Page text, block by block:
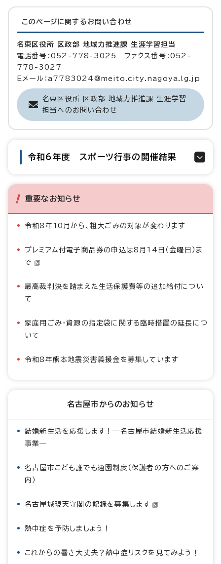
このページに関する お問い合わせ
名東区役所 区政部 地域力推進課 生涯学習担当
電話番号：052-778-3025 ファクス番号：052-
778-3027
Eメール：a7783024@meito.city.nagoya.lg.jp
名東区役所 区政部 地域力推進課 生涯学習
担当へのお問い合わせ
令和6年度 スポーツ行事の開催結果
重要なお知らせ
令和8年10月から、粗大ごみの対象が変わります
プレミアム付電子商品券の申込は8月14日（金曜日）ま
で
最高裁判決を踏まえた生活保護費等の追加給付につい
て
家庭用ごみ・資源の指定袋に関する臨時措置の延長につ
いて
令和8年熊本地震災害義援金を募集しています
名古屋市からのお知らせ
結婚新生活を応援します！―名古屋市結婚新生活応援
事業―
名古屋市こども誰でも通園制度（保護者の方へのご案
内）
名古屋城現天守閣の記録を募集します
熱中症を予防しましょう！
これからの暑さ大丈夫？熱中症リスクを見てみよう！